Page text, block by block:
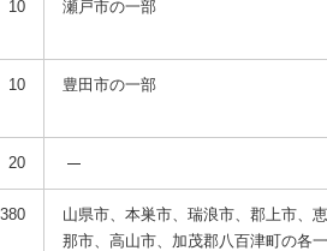
10 瀬戸市の一部
10 豊田市の一部
20
380
山県市、本巣市、瑞浪市、郡上市、
那市、高山市、加茂郡八百津町の各